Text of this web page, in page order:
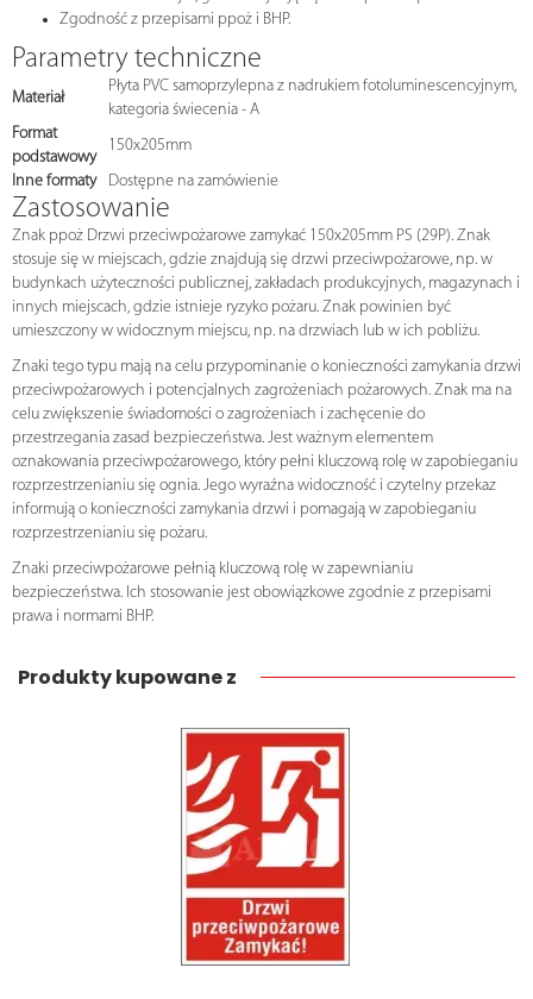
Zgodność z przepisami ppoż i BHP.
Parametry techniczne
Materiał
Płyta PVC samoprzylepna z nadrukiem fotoluminescencyjnym,
kategoria świecenia - A
Format
podstawowy
150x205mm
Inne formaty
Dostępne na zamówienie
Zastosowanie
Znak ppoż Drzwi przeciwpożarowe zamykać 150x205mm PS (29P). Znak
stosuje się w miejscach, gdzie znajdują się drzwi przeciwpożarowe, np. w
budynkach użyteczności publicznej, zakładach produkcyjnych, magazynach i
innych miejscach, gdzie istnieje ryzyko pożaru. Znak powinien być
umieszczony w widocznym miejscu, np. na drzwiach lub w ich pobliżu.
Znaki tego typu mają na celu przypominanie o konieczności zamykania drzwi
przeciwpożarowych i potencjalnych zagrożeniach pożarowych. Znak ma na
celu zwiększenie świadomości o zagrożeniach i zachęcenie do
przestrzegania zasad bezpieczeństwa. Jest ważnym elementem
oznakowania przeciwpożarowego, który pełni kluczową rolę w zapobieganiu
rozprzestrzenianiu się ognia. Jego wyraźna widoczność i czytelny przekaz
informują o konieczności zamykania drzwi i pomagają w zapobieganiu
rozprzestrzenianiu się pożaru.
Znaki przeciwpożarowe pełnią kluczową rolę w zapewnianiu
bezpieczeństwa. Ich stosowanie jest obowiązkowe zgodnie z przepisami
prawa i normami BHP.
Produkty kupowane z